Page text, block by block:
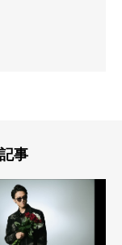
事